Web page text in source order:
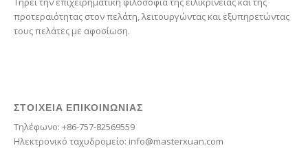
προτεραιότητας στον πελάτη, λειτουργώντας και εξυπηρετώντας
τους πελάτες με αφοσίωση.
ΣΤΟΙΧΕΊΑ ΕΠΙΚΟΙΝΩΝΊΑΣ
Τηλέφωνο: +86-757-82569559
Ηλεκτρονικό ταχυδρομείο: info@masterxuan.com
Danish
Dari
Estonian